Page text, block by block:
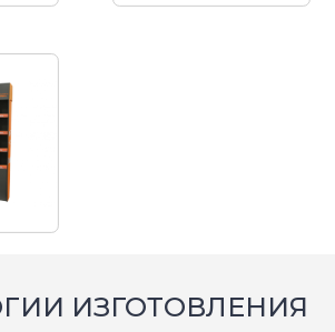
ИЗГОТОВЛЕНИЯ